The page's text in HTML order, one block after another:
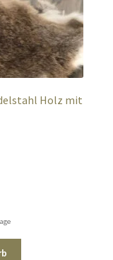
Holz mit